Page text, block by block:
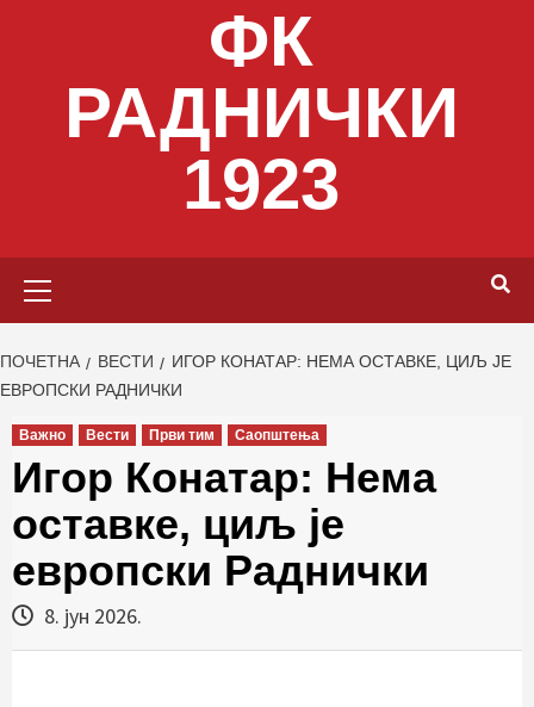
ФК
РАДНИЧКИ
1923
ПОЧЕТНА ВЕСТИ
ИГОР КОНАТАР: НЕМА ОСТАВКЕ, ЦИЉ ЈЕ
ЕВРОПСКИ РАДНИЧКИ
Важно Вести Први тим Саопштења
Игор Конатар: Нема
оставке, циљ је
европски Раднички
8. јун 2026.